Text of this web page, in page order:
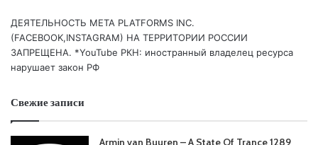
ДЕЯТЕЛЬНОСТЬ МЕТА PLATFORMS INC.
(FACEBOOK,INSTAGRAM) НА ТЕРРИТОРИИ РОССИИ
ЗАПРЕЩЕНА. *YouTube РКН: иностранный владелец ресурса
нарушает закон РФ
Свежие записи
Armin van Buuren – A State Of Trance 1289